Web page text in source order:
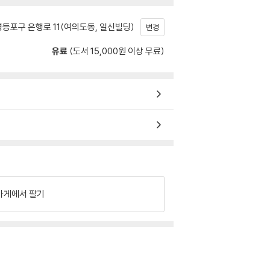
포구 은행로 11(여의도동, 일신빌딩) 변경
유료 (도서 15,000원 이상 무료)
게에서 팔기